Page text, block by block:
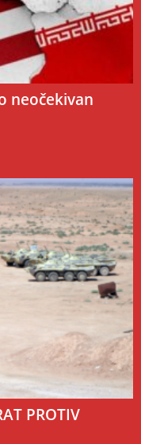
neočekivan
PROTIV